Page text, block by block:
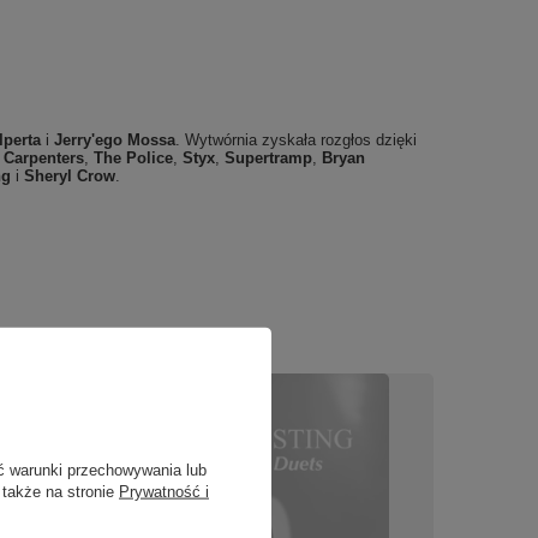
i Jerry'ego Mossa. Wytwórnia zyskała rozgłos dzięki
Carpenters, The Police, Styx, Supertramp, Bryan
i Sheryl Crow.
warunki przechowywania lub
na stronie Prywatność i